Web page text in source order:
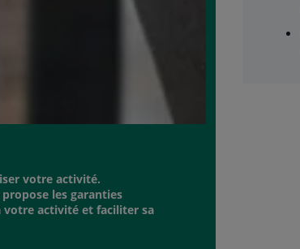
votre activité.
les garanties
votre activité et faciliter sa